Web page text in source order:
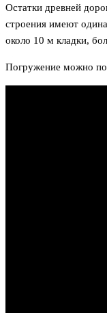
Остатки древней
строения имеют
около 10 м кладки,
Погружение можно